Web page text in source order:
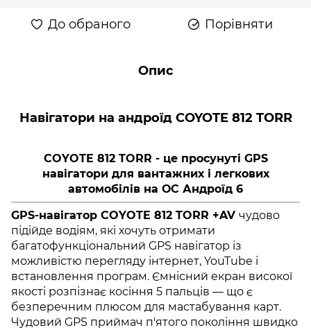
До обраного Порівняти
Опис
Навігатори на андроїдCOYOTE 812 TORR
COYOTE 812 TORR - це просунуті GPS
навігатори для вантажних і легкових
автомобілів на ОС Андроїд 6
GPS-навігатор COYOTE 812 TORR +AV чудово
підійде водіям, які хочуть отримати
багатофункціональний GPS навігатор із
можливістю перегляду інтернет, YouTube і
встановлення програм. Ємнісний екран високої
якості розпізнає косіння 5 пальців — що є
безперечним плюсом для мастабування карт.
Чудовий GPS приймач п'ятого покоління швидко